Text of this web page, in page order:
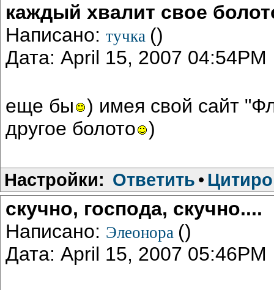
каждый хвалит свое
Написано: тучка ()
Дата: April 15, 2007 04:54PM
еще бы
) имея свой сайт
другое болото
)
Настройки: Ответить •
скучно, господа, скучно....
Написано: Элеонора ()
Дата: April 15, 2007 05:46PM